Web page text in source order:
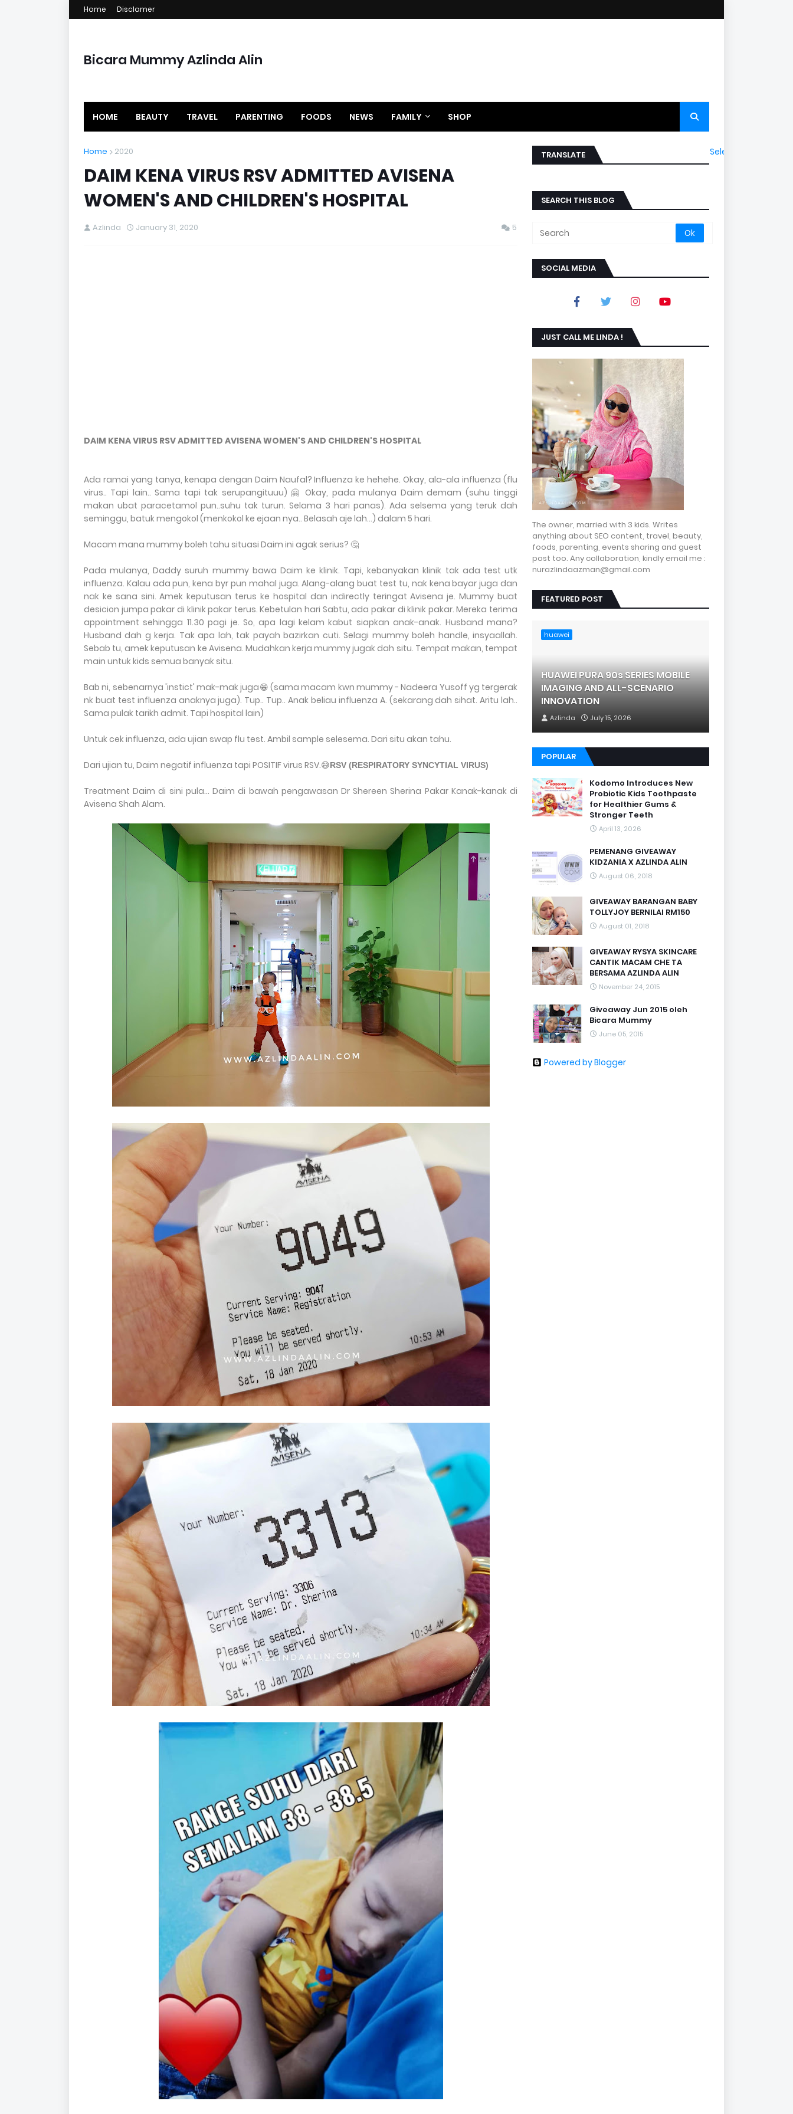
Home Disclamer
Bicara Mummy Azlinda Alin
HOME BEAUTY TRAVEL PARENTING FOODS NEWS FAMILY SHOP
Home 2020
DAIM KENA VIRUS RSV ADMITTED AVISENA
WOMEN'S AND CHILDREN'S HOSPITAL
Azlinda January 31, 2020 5
DAIM KENA VIRUS RSV ADMITTED AVISENA WOMEN'S AND CHILDREN'S HOSPITAL
Ada ramai yang tanya, kenapa dengan Daim Naufal? Influenza ke hehehe. Okay, ala-ala influenza (flu
virus.. Tapi lain.. Sama tapi tak serupangituuu) 🤗 Okay, pada mulanya Daim demam (suhu tinggi
makan ubat paracetamol pun..suhu tak turun. Selama 3 hari panas). Ada selsema yang teruk dah
seminggu, batuk mengokol (menkokol ke ejaan nya.. Belasah aje lah...) dalam 5 hari.
Macam mana mummy boleh tahu situasi Daim ini agak serius? 🤔
Pada mulanya, Daddy suruh mummy bawa Daim ke klinik. Tapi, kebanyakan klinik tak ada test utk
influenza. Kalau ada pun, kena byr pun mahal juga. Alang-alang buat test tu, nak kena bayar juga dan
nak ke sana sini. Amek keputusan terus ke hospital dan indirectly teringat Avisena je. Mummy buat
desicion jumpa pakar di klinik pakar terus. Kebetulan hari Sabtu, ada pakar di klinik pakar. Mereka terima
appointment sehingga 11.30 pagi je. So, apa lagi kelam kabut siapkan anak-anak. Husband mana?
Husband dah g kerja. Tak apa lah, tak payah bazirkan cuti. Selagi mummy boleh handle, insyaallah.
Sebab tu, amek keputusan ke Avisena. Mudahkan kerja mummy jugak dah situ. Tempat makan, tempat
main untuk kids semua banyak situ.
Bab ni, sebenarnya 'instict' mak-mak juga😁 (sama macam kwn mummy - Nadeera Yusoff yg tergerak
nk buat test influenza anaknya juga). Tup.. Tup.. Anak beliau influenza A. (sekarang dah sihat. Aritu lah..
Sama pulak tarikh admit. Tapi hospital lain)
Untuk cek influenza, ada ujian swap flu test. Ambil sample selesema. Dari situ akan tahu.
Dari ujian tu, Daim negatif influenza tapi POSITIF virus RSV.😅RSV (RESPIRATORY SYNCYTIAL VIRUS)
Treatment Daim di sini pula... Daim di bawah pengawasan Dr Shereen Sherina Pakar Kanak-kanak di
Avisena Shah Alam.
TRANSLATE Select Language
SEARCH THIS BLOG
SOCIAL MEDIA
JUST CALL ME LINDA !
The owner, married with 3 kids. Writes
anything about SEO content, travel, beauty,
foods, parenting, events sharing and guest
post too. Any collaboration, kindly email me :
nurazlindaazman@gmail.com
FEATURED POST
huawei
HUAWEI PURA 90s SERIES MOBILE
IMAGING AND ALL-SCENARIO
INNOVATION
Azlinda July 15, 2026
POPULAR
Kodomo Introduces New
Probiotic Kids Toothpaste
for Healthier Gums &
Stronger Teeth
April 13, 2026
PEMENANG GIVEAWAY
KIDZANIA X AZLINDA ALIN
August 06, 2018
GIVEAWAY BARANGAN BABY
TOLLYJOY BERNILAI RM150
August 01, 2018
GIVEAWAY RYSYA SKINCARE
CANTIK MACAM CHE TA
BERSAMA AZLINDA ALIN
November 24, 2015
Giveaway Jun 2015 oleh
Bicara Mummy
June 05, 2015
Powered by Blogger